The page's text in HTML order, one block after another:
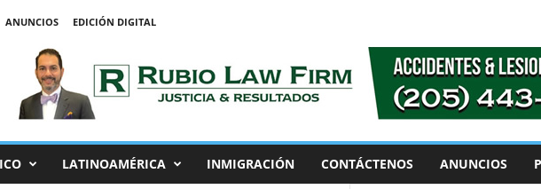
ANUNCIOS
EDICIÓN DIGITAL
LATINOAMÉRICA INMIGRACIÓN CONTÁCTENOS ANUNCIOS